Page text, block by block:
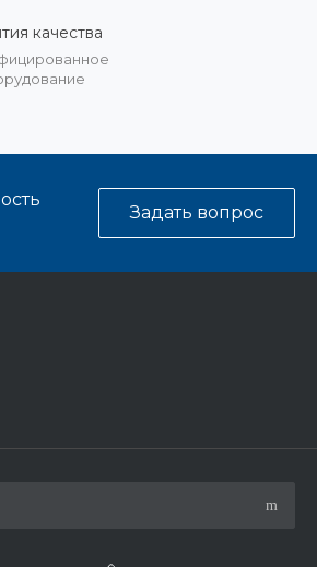
качества
Задать вопрос